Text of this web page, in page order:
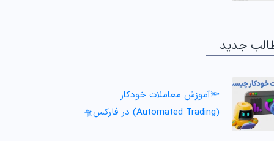
جدید
🔦آموزش معاملات خودکار
(Automated Trading) در فارکس🛸